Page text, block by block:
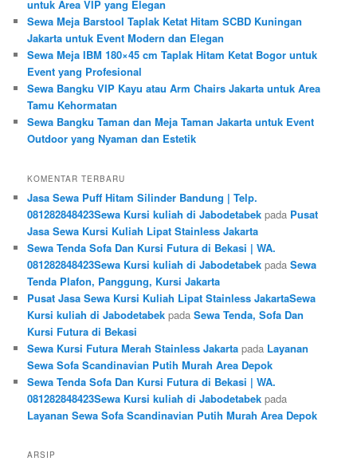
untuk Area VIP yang Elegan
Sewa Meja Barstool Taplak Ketat Hitam SCBD Kuningan
Jakarta untuk Event Modern dan Elegan
Sewa Meja IBM 180×45 cm Taplak Hitam Ketat Bogor untuk
Event yang Profesional
Sewa Bangku VIP Kayu atau Arm Chairs Jakarta untuk Area
Tamu Kehormatan
Sewa Bangku Taman dan Meja Taman Jakarta untuk Event
Outdoor yang Nyaman dan Estetik
KOMENTAR TERBARU
Jasa Sewa Puff Hitam Silinder Bandung | Telp.
081282848423Sewa Kursi kuliah di Jabodetabek pada Pusat
Jasa Sewa Kursi Kuliah Lipat Stainless Jakarta
Sewa Tenda Sofa Dan Kursi Futura di Bekasi | WA.
081282848423Sewa Kursi kuliah di Jabodetabek padaSewa
Tenda Plafon, Panggung, Kursi Jakarta
Pusat Jasa Sewa Kursi Kuliah Lipat Stainless JakartaSewa
Kursi kuliah di Jabodetabek padaSewa Tenda, Sofa Dan
Kursi Futura di Bekasi
Sewa Kursi Futura Merah Stainless Jakarta pada Layanan
Sewa Sofa Scandinavian Putih Murah Area Depok
Sewa Tenda Sofa Dan Kursi Futura di Bekasi | WA.
081282848423Sewa Kursi kuliah di Jabodetabek pada
Layanan Sewa Sofa Scandinavian Putih Murah Area Depok
ARSIP